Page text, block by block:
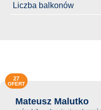
Liczba balkonów
Mateusz Malutko
27
OFERT